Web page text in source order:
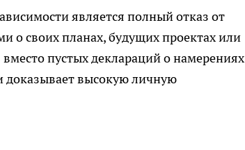
является полный отказ от
о своих планах, будущих проектах или
пустых деклараций о намерениях
доказывает высокую личную